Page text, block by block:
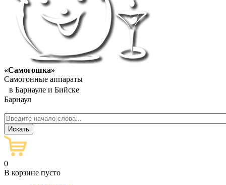
«Самогошка»
Самогонные аппараты
в Барнауле и Бийске
Барнаул
0
В корзине пусто